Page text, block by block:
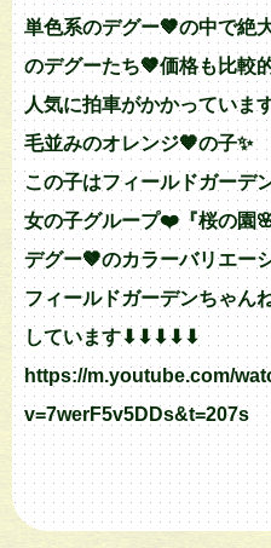
単色系のデグー🤎の中で絶
のデグーたち🤎価格も比較
人気に拍車がかかっていま
毛並みのオレンジ🧡の子✨
この子はフィールドガーデ
女の子グループ❤️『桜の園
デグー🤎のカラーバリエー
フィールドガーデンちゃん
しています⬇︎⬇︎⬇︎⬇︎⬇︎
https://m.youtube.com/
v=7werF5v5DDs&t=207s